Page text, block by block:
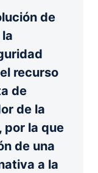
de
recurso
de
de la
por la que
de una
a la